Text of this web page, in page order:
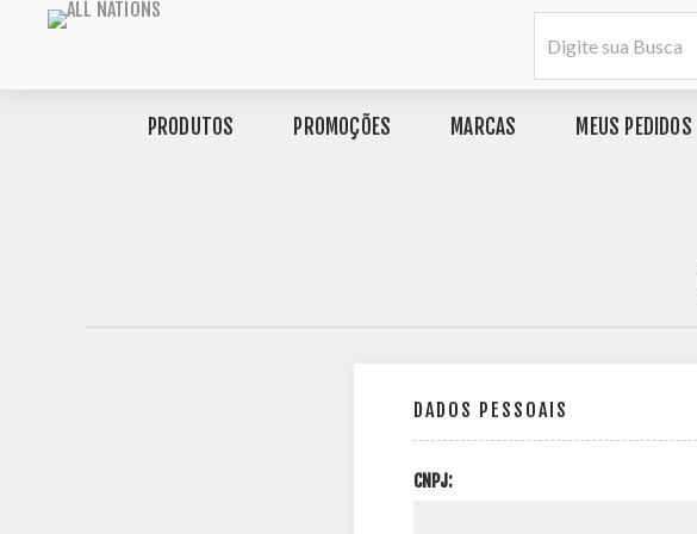
PRODUTOS PROMOÇÕES MARCAS MEUS PEDIDOS
DADOS PESSOAIS
CNPJ: